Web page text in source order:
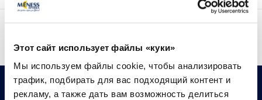
Этот сайт использует файлы «куки»
Мы используем файлы cookie, чтобы анализировать
трафик, подбирать для вас подходящий контент и
рекламу, а также дать вам возможность делиться